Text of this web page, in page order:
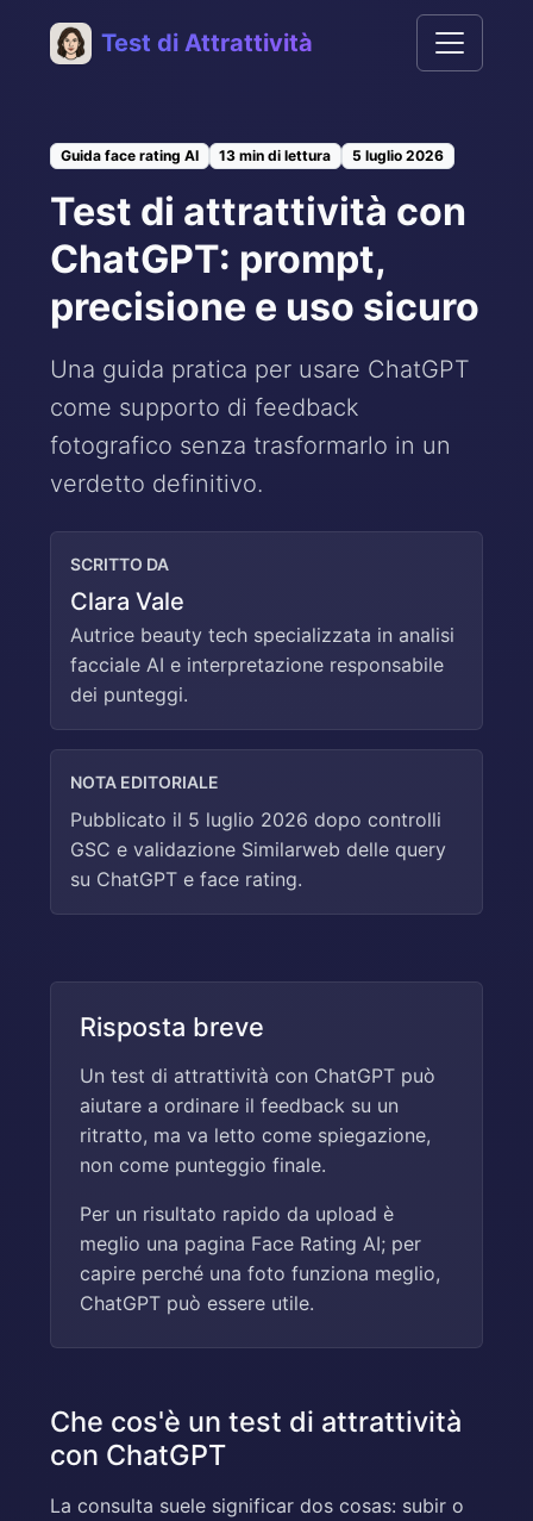
Test di Attrattività
Guida face rating AI 13 min di lettura 5 luglio 2026
Test di attrattività con
ChatGPT: prompt,
precisione e uso sicuro
Una guida pratica per usare ChatGPT
come supporto di feedback
fotografico senza trasformarlo in un
verdetto definitivo.
SCRITTO DA
Clara Vale
Autrice beauty tech specializzata in analisi
facciale AI e interpretazione responsabile
dei punteggi.
NOTA EDITORIALE
Pubblicato il 5 luglio 2026 dopo controlli
GSC e validazione Similarweb delle query
su ChatGPT e face rating.
Risposta breve
Un test di attrattività con ChatGPT può
aiutare a ordinare il feedback su un
ritratto, ma va letto come spiegazione,
non come punteggio finale.
Per un risultato rapido da upload è
meglio una pagina Face Rating AI; per
capire perché una foto funziona meglio,
ChatGPT può essere utile.
Che cos'è un test di attrattività
con ChatGPT
La consulta suele significar dos cosas: subir o